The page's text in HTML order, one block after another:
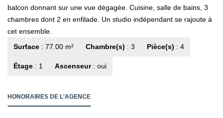
balcon donnant sur une vue dégagée. Cuisine, salle de bains, 3
chambres dont 2 en enfilade. Un studio indépendant se rajoute à
cet ensemble.
Surface : 77.00 m² Chambre(s) : 3 Pièce(s) : 4
Étage : 1 Ascenseur: oui
HONORAIRES DE L'AGENCE